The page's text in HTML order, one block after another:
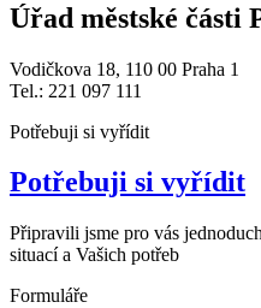
Úřad městské části
Vodičkova 18, 110 00 Praha 1
Tel.: 221 097 111
Potřebuji si vyřídit
Potřebuji si vyřídit
Připravili jsme pro vás
situací a Vašich potřeb
Formuláře